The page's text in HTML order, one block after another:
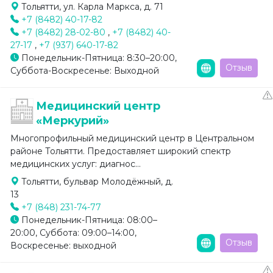
Тольятти, ул. Карла Маркса, д. 71
+7 (8482) 40-17-82
+7 (8482) 28-02-80 , +7 (8482) 40-
27-17 , +7 (937) 640-17-82
Понедельник-Пятница: 8:30–20:00,
Суббота-Воскресенье: Выходной
Отзыв
Медицинский центр
«Меркурий»
Многопрофильный медицинский центр в Центральном
районе Тольятти. Предоставляет широкий спектр
медицинских услуг: диагнос...
Тольятти, бульвар Молодёжный, д.
13
+7 (848) 231-74-77
Понедельник-Пятница: 08:00–
20:00, Суббота: 09:00–14:00,
Воскресенье: выходной
Отзыв